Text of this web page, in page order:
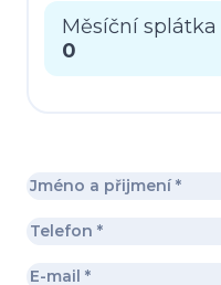
Měsíční splátka
0